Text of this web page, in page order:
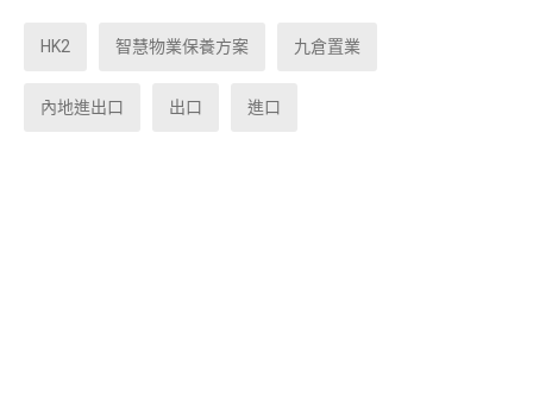
HK2 智慧物業保養方案 九倉置業
內地進出口 出口 進口